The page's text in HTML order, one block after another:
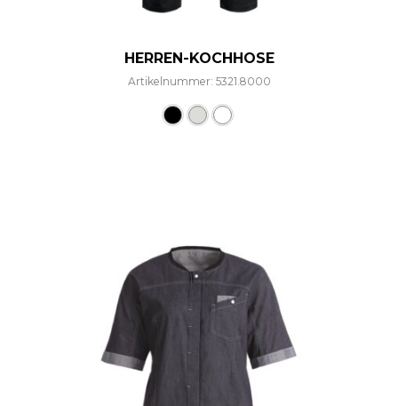
HERREN-KOCHHOSE
Artikelnummer: 5321.8000